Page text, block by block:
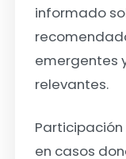
informado
emergentes
relevantes.
en casos